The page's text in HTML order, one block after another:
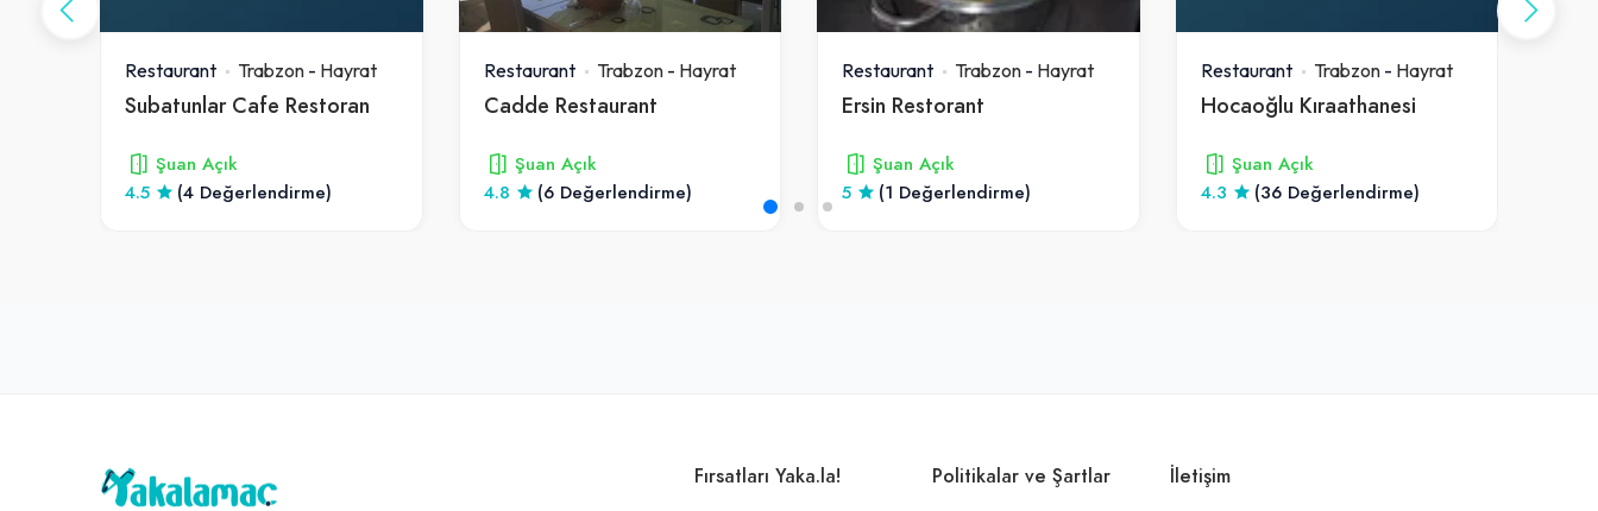
Restaurant Trabzon - Hayrat
Subatunlar Cafe Restoran
Şuan Açık
4.5
(4 Değerlendirme)
Restaurant Trabzon- Hayrat
Cadde Restaurant
Şuan Açık
4.8
(6 Değerlendirme)
Restaurant Trabzon - Hayrat
Ersin Restorant
Şuan Açık
5
(1 Değerlendirme)
Restaurant Trabzon- Hayrat
Hocaoğlu Kıraathanesi
Şuan Açık
4.3
(36 Değerlendirme)
Fırsatları Yaka.la!
Politikalar ve Şartlar
İletişim